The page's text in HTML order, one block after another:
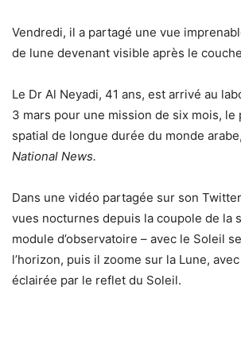
Vendredi, il a partagé une vue
de lune devenant visible après le
Le Dr Al Neyadi, 41 ans, est arrivé au
3 mars pour une mission de six mois, le
spatial de longue durée du monde
National News.
Dans une vidéo partagée sur son
vues nocturnes depuis la coupole de la
module d’observatoire – avec le Soleil
l’horizon, puis il zoome sur la Lune,
éclairée par le reflet du Soleil.